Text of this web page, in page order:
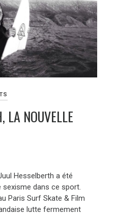
LA NOUVELLE
Hesselberth a été
dans ce sport.
Paris Surf Skate & Film
lutte fermement